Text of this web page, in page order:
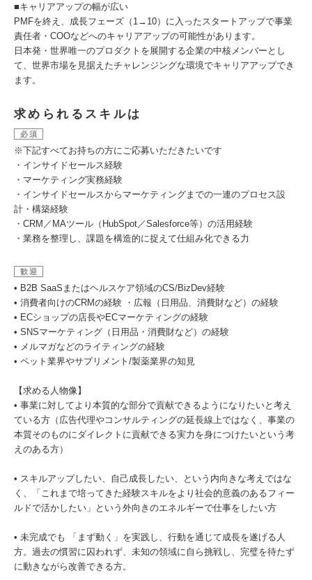
■キャリアアップの幅が広い
PMFを終え、成長フェーズ（1→10）に入ったスタートアップで事業
責任者・COOなどへのキャリアアップの可能性があります。
日本発・世界唯一のプロダクトを展開する企業の中核メンバーとし
て、世界市場を見据えたチャレンジングな環境でキャリアアップでき
ます。
求められるスキルは
必須
※下記すべてお持ちの方にご応募いただきたいです
・インサイドセールス経験
・マーケティング実務経験
・インサイドセールスからマーケティングまでの一連のプロセス設
計・構築経験
・CRM／MAツール（HubSpot／Salesforce等）の活用経験
・業務を整理し、課題を構造的に捉えて仕組み化できる力
歓迎
• B2B SaaSまたはヘルスケア領域のCS/BizDev経験
• 消費者向けのCRMの経験 ・広報（日用品、消費財など）の経験
• ECショップの店長やECマーケティングの経験
• SNSマーケティング（日用品・消費財など）の経験
• メルマガなどのライティングの経験
• ペット業界やサプリメント/製薬業界の知見
【求める人物像】
• 事業に対してより本質的な部分で貢献できるようになりたいと考え
ている方（広告代理やコンサルティングの延長線上ではなく、事業の
本質そのものにダイレクトに貢献できる実力を身につけたいという考
えのある方）
• スキルアップしたい、自己成長したい、という内向きな考えではな
く、「これまで培ってきた経験スキルをより社会的意義のあるフィー
ルドで活かしたい」という外向きのエネルギーで仕事をしたい方
• 未完成でも 「まず動く」を実践し、行動を通じて成長を遂げる人
方。過去の慣習に囚われず、未知の領域に自ら挑戦し、完璧を待たず
に動きながら改善できる方。